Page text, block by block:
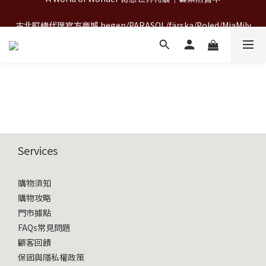
古北町總代理官方商城 hegen/PARASOL/färska/Poled/MiaMily
A World of Wonder 奇想世界特展｜套票熱賣中
Services
購物須知
購物攻略
門市據點
FAQs常見問題
顧客回饋
保固與隱私權政策